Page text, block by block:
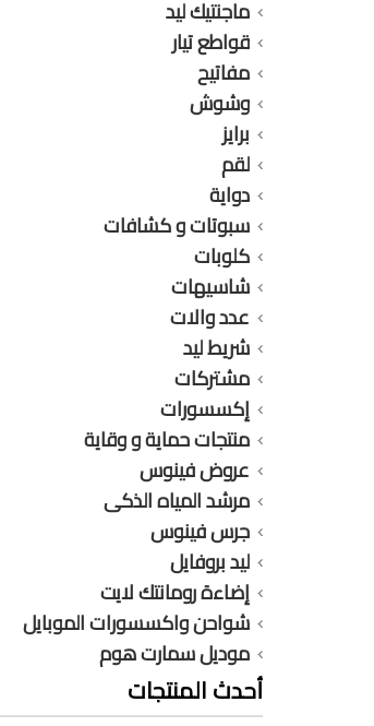
ماجنتيك ليد
قواطع تيار
مفاتيح
وشوش
برايز
لقم
دواية
سبوتات و كشافات
كلوبات
شاسيهات
عدد والات
شريط ليد
مشتركات
إكسسورات
منتجات حماية و وقاية
عروض فينوس
مرشد المياه الذكى
جرس فينوس
ليد بروفايل
إضاءة رومانتك لايت
شواحن واكسسورات الموبايل
موديل سمارت هوم
أحدث المنتجات
وش جلاكسى
جنيه 68
وش جلاكسى جى
فينوس 13
خصومات مختلفه وتصاعدية
جنيه 68